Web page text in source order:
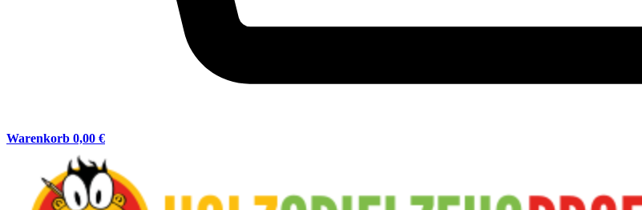
Warenkorb 0,00 €